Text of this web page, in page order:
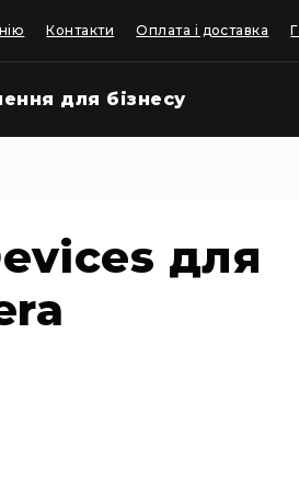
Контакти Оплата і доставка
для бізнесу
для